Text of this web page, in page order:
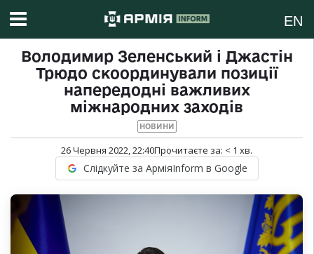
EN
Володимир Зеленський і Джастін
Трюдо скоординували позиції
напередодні важливих
міжнародних заходів
НОВИНИ
26 Червня 2022, 22:40Прочитаєте за: < 1 хв.
Слідкуйте за АрміяInform в Google